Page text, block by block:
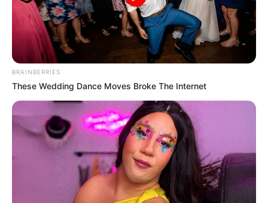
Junina?
BRAINBERRIES
These Wedding Dance Moves Broke The Internet